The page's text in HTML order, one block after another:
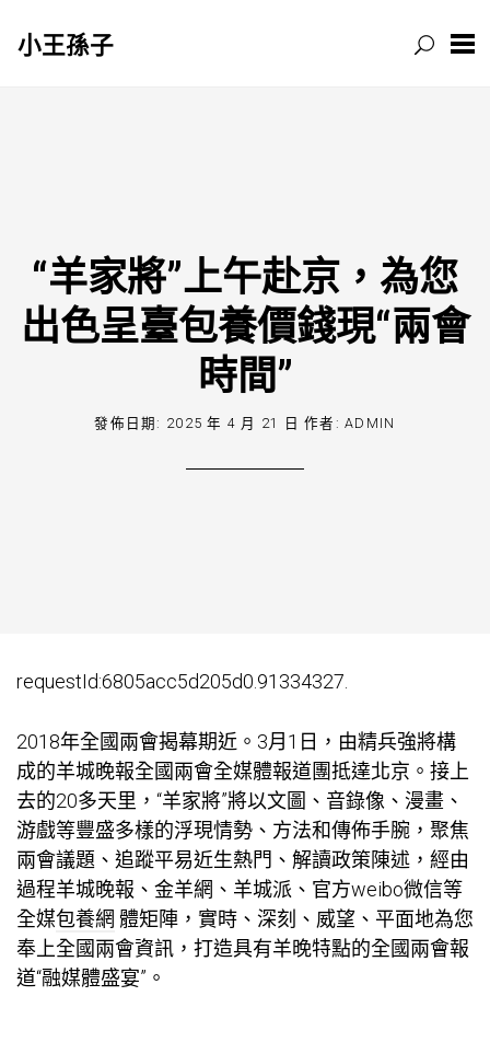
小王孫子
“羊家將”上午赴京，為您
出色呈臺包養價錢現“兩會
時間”
發佈日期: 2025 年 4 月 21 日 作者:ADMIN
requestId:6805acc5d205d0.91334327.
2018年全國兩會揭幕期近。3月1日，由精兵強將構
成的羊城晚報全國兩會全媒體報道團抵達北京。接上
去的20多天里，“羊家將”將以文圖、音錄像、漫畫、
游戲等豐盛多樣的浮現情勢、方法和傳佈手腕，聚焦
兩會議題、追蹤平易近生熱門、解讀政策陳述，經由
過程羊城晚報、金羊網、羊城派、官方weibo微信等
全媒包養網 體矩陣，實時、深刻、威望、平面地為您
奉上全國兩會資訊，打造具有羊晚特點的全國兩會報
道“融媒體盛宴”。